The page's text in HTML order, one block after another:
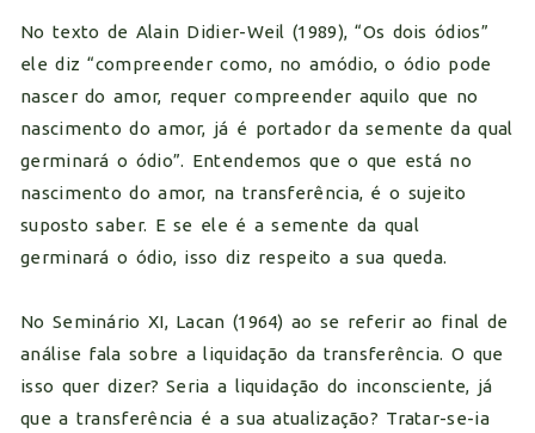
No texto de Alain Didier-Weil (1989), “Os dois ódios”
ele diz “compreender como, no amódio, o ódio pode
nascer do amor, requer compreender aquilo que no
nascimento do amor, já é portador da semente da qual
germinará o ódio”. Entendemos que o que está no
nascimento do amor, na transferência, é o sujeito
suposto saber. E se ele é a semente da qual
germinará o ódio, isso diz respeito a sua queda.
No Seminário XI, Lacan (1964) ao se referir ao final de
análise fala sobre a liquidação da transferência. O que
isso quer dizer? Seria a liquidação do inconsciente, já
que a transferência é a sua atualização? Tratar-se-ia